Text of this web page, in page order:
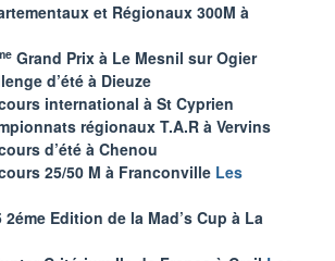
et Régionaux 300M à
Grand Prix à Le Mesnil sur Ogier
d’été à Dieuze
international à St Cyprien
régionaux T.A.R à Vervins
d’été à Chenou
25/50 M à Franconville Les
Edition de la Mad’s Cup à La